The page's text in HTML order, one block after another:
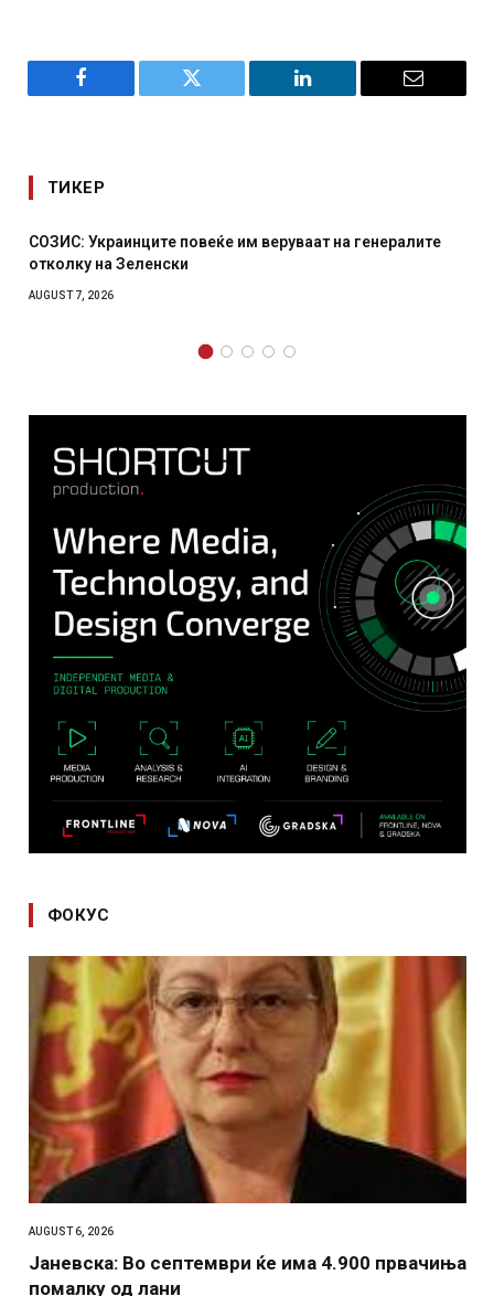
Facebook Twitter LinkedIn Email
ТИКЕР
на генералите
Рачна бомба експлодира пред
ФОКУС
AUGUST 6, 2026
Јаневска: Во септември ќе има 4.900 првачиња
помалку од лани